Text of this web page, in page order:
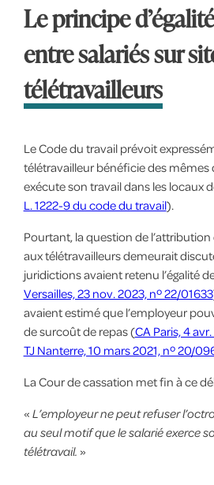
Le principe
entre salariés sur
télétravailleurs
Le Code du travail prévoit
télétravailleur bénéficie des mêmes
exécute son travail dans les locaux
L. 1222-9 du code du travail).
Pourtant, la question de
aux télétravailleurs demeurait
juridictions avaient retenu l’égalité
Versailles, 23 nov. 2023, nº 22/01633
avaient estimé que l’employeur
de surcoût de repas (CA Paris, 4
TJ Nanterre, 10 mars 2021, nº 20/
La Cour de cassation met fin à ce
« L’employeur ne peut refuser
au seul motif que le salarié exerce
télétravail. »